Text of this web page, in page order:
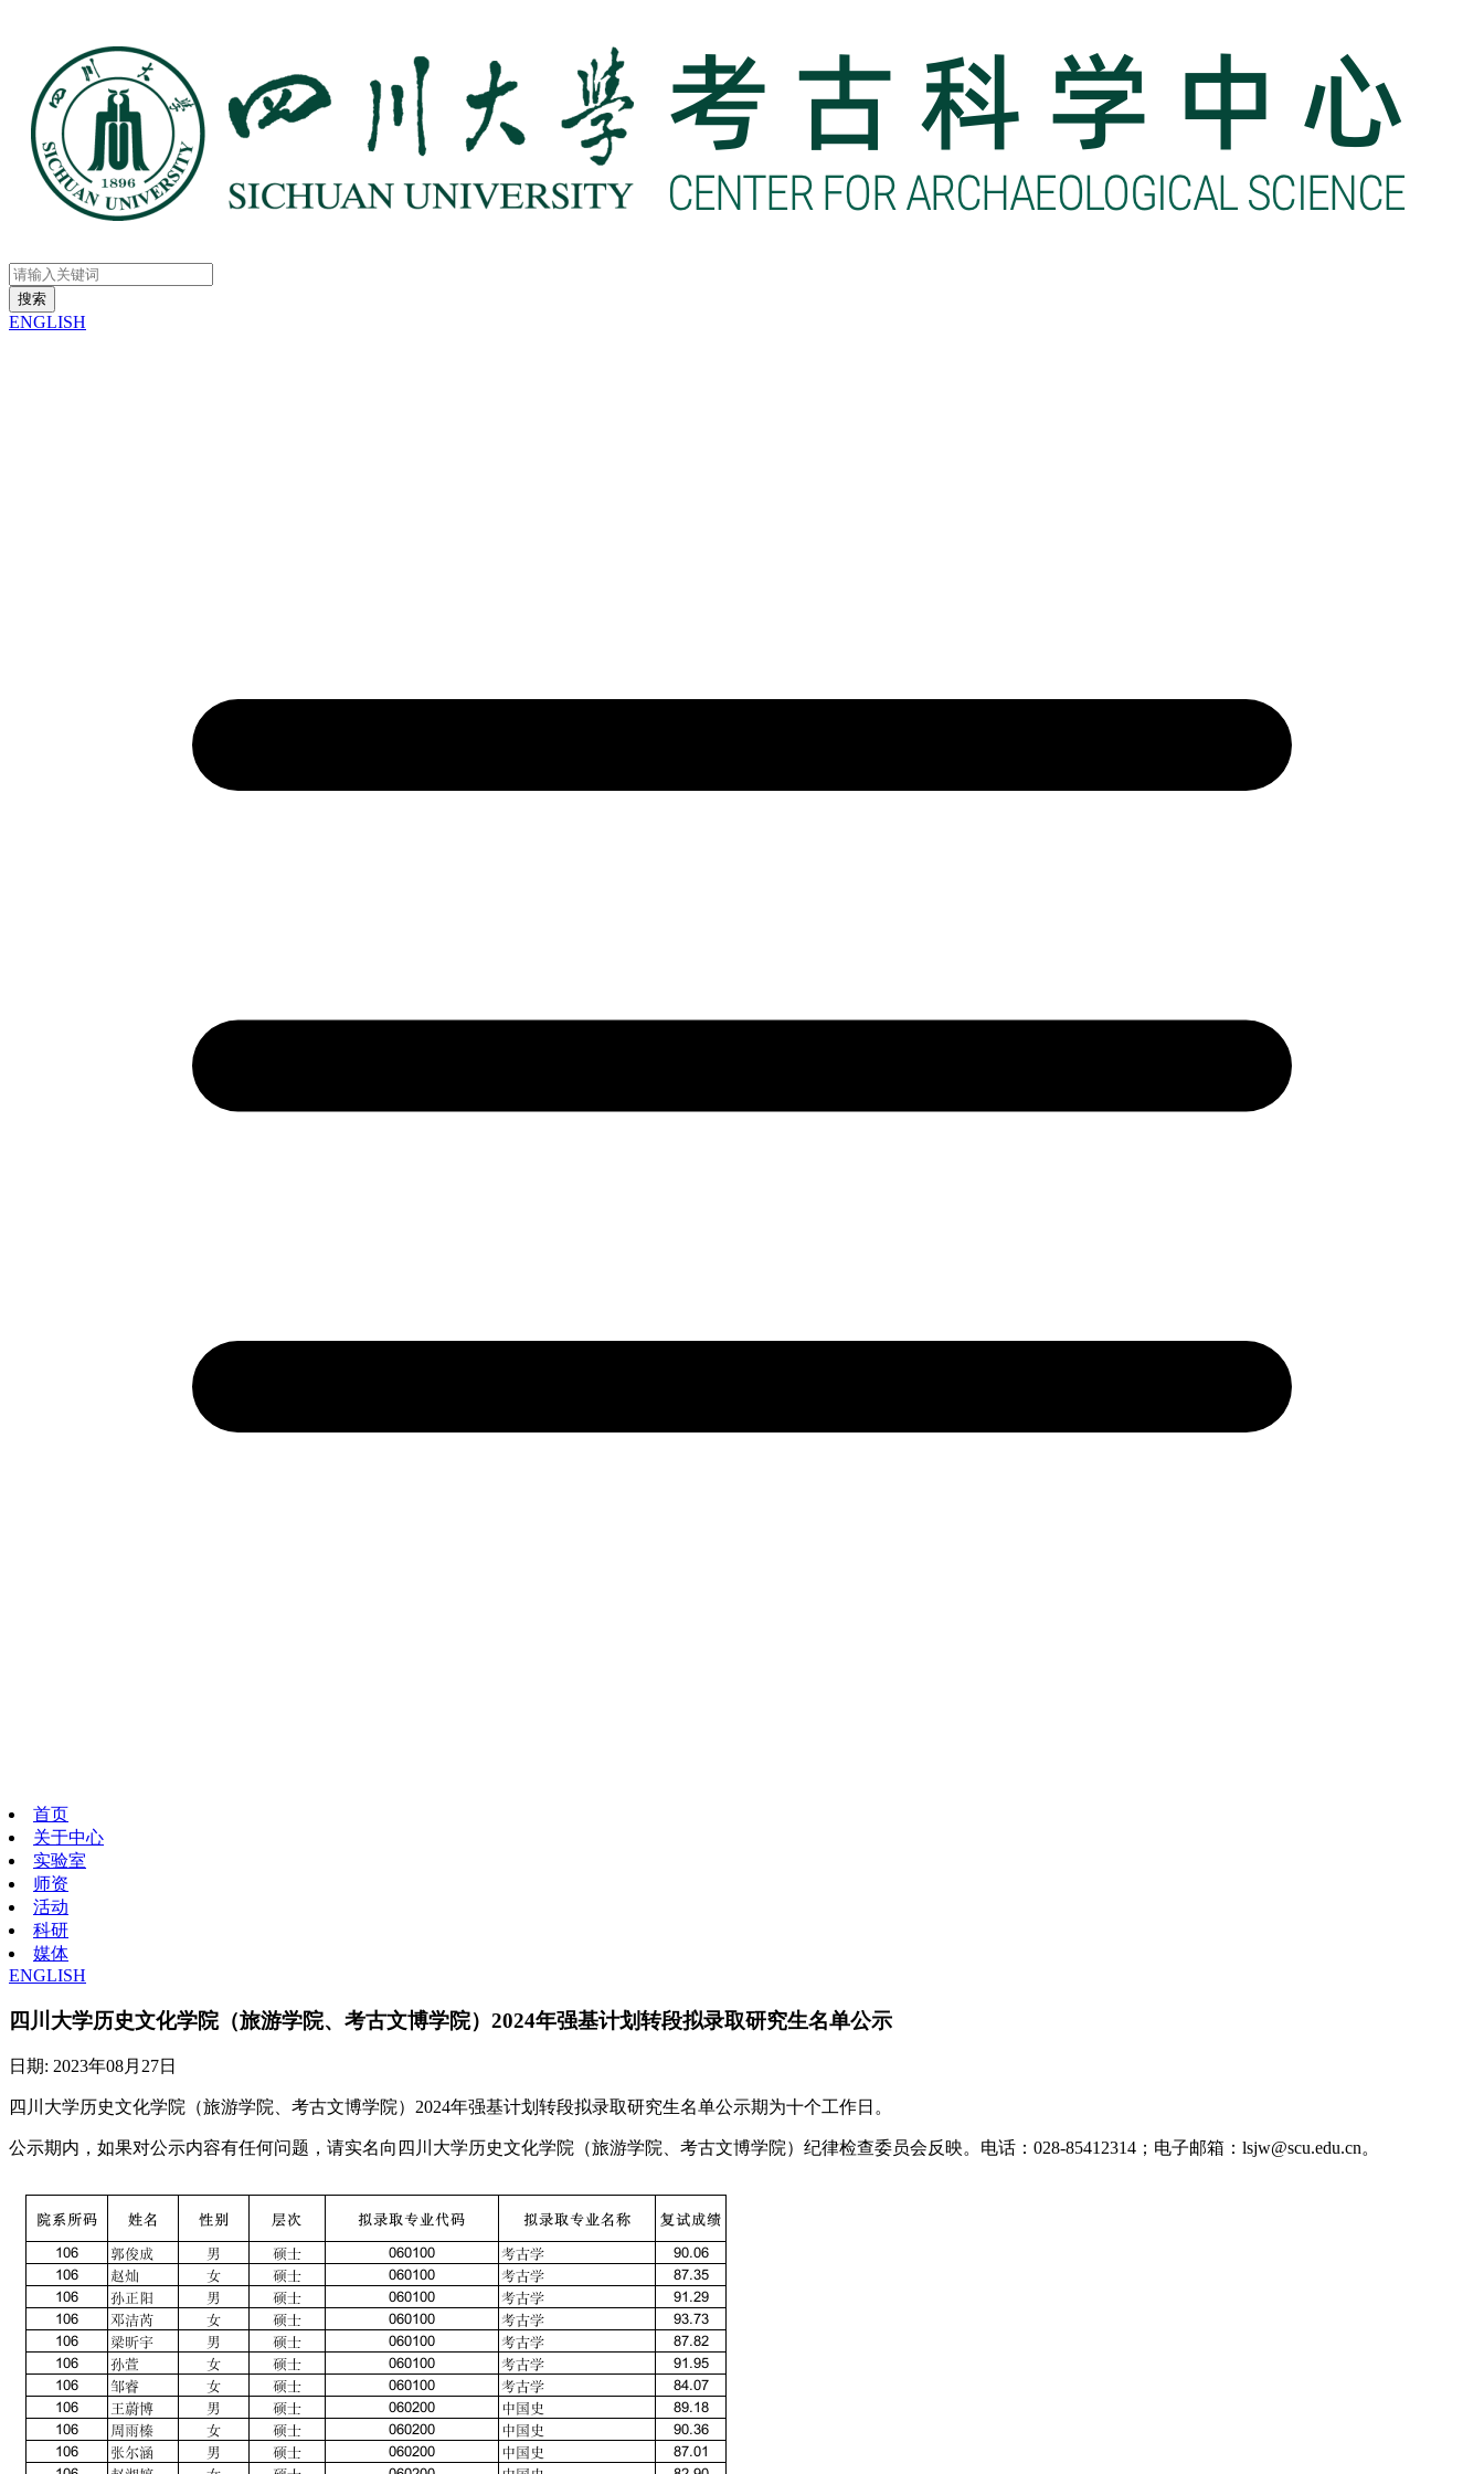
ENGLISH
首页
关于中心
实验室
师资
活动
科研
媒体
ENGLISH
四川大学历史文化学院（旅游学院、考古文博学院）2024年强基计划转段拟录取研究生名单公示
日期: 2023年08月27日
四川大学历史文化学院（旅游学院、考古文博学院）2024年强基计划转段拟录取研究生名单公示期为十个工作日。
公示期内，如果对公示内容有任何问题，请实名向四川大学历史文化学院（旅游学院、考古文博学院）纪律检查委员会反映。电话：028-85412314；电子邮箱：lsjw@scu.edu.cn。